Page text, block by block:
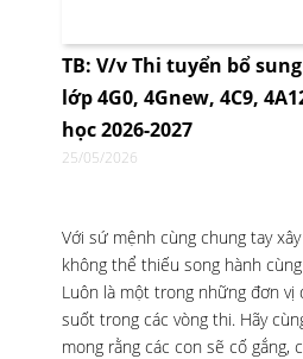
TB: V/v Thi tuyển bổ
lớp 4G0, 4Gnew, 4C9,
học 2026-2027
25/05/2026
Với sứ mệnh cùng chung tay
không thể thiếu song hành
Luôn là một trong những đơn
suốt trong các vòng thi. Hãy
mong rằng các con sẽ cố